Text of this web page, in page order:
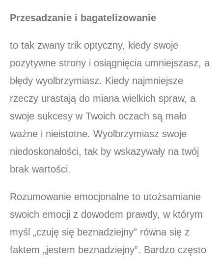
Przesadzanie i bagatelizowanie
to tak zwany trik optyczny, kiedy swoje
pozytywne strony i osiągnięcia umniejszasz, a
błędy wyolbrzymiasz. Kiedy najmniejsze
rzeczy urastają do miana wielkich spraw, a
swoje sukcesy w Twoich oczach są mało
ważne i nieistotne. Wyolbrzymiasz swoje
niedoskonałości, tak by wskazywały na twój
brak wartości.
Rozumowanie emocjonalne to utożsamianie
swoich emocji z dowodem prawdy, w którym
myśl „czuję się beznadziejny” równa się z
faktem „jestem beznadziejny”. Bardzo często